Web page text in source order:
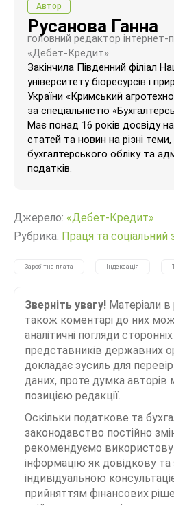
Автор
Русанова Ганна
головний редактор інтернет-
«Дебет-Кредит».
Закінчила Південний філіал
університету біоресурсів і
України «Кримський
за спеціальністю
Має понад 16 років досвіду
статей та новин на різні
бухгалтерського обліку та
податків.
Джерело: «Дебет-Кредит»
Рубрика: Праця та соціальний
Заробітна плата Індексація
Зверніть увагу! Матеріали в
також коментарі до них
аналітичні погляди
представників державних
докладає зусиль для
даних, проте думка авторів
позицією редакції.
Оскільки податкове та
законодавство постійно
рекомендуємо
інформацію як довідкову та
індивідуальною
прийняттям фінансових